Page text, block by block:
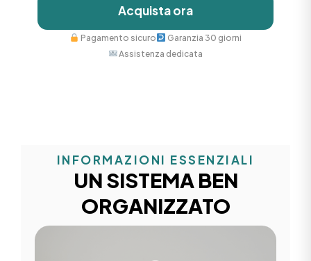
Acquista ora
Pagamento sicuro
Garanzia 30 giorni
Assistenza dedicata
INFORMAZIONI ESSENZIALI
UN SISTEMA BEN
ORGANIZZATO